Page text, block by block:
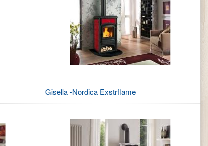
Gisella -Nordica Exstrflame